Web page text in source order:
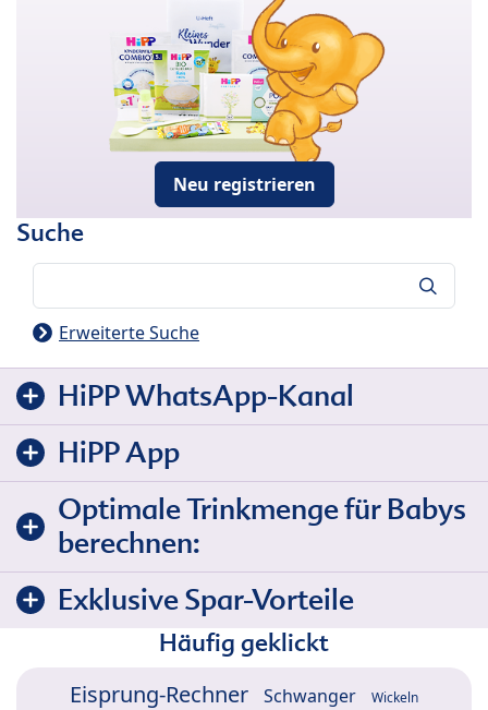
Neu registrieren
Suche
Erweiterte Suche
HiPP WhatsApp-Kanal
HiPP App
Optimale Trinkmenge für Babys
berechnen:
Exklusive Spar-Vorteile
Häufig geklickt
Eisprung-Rechner Schwanger Wickeln